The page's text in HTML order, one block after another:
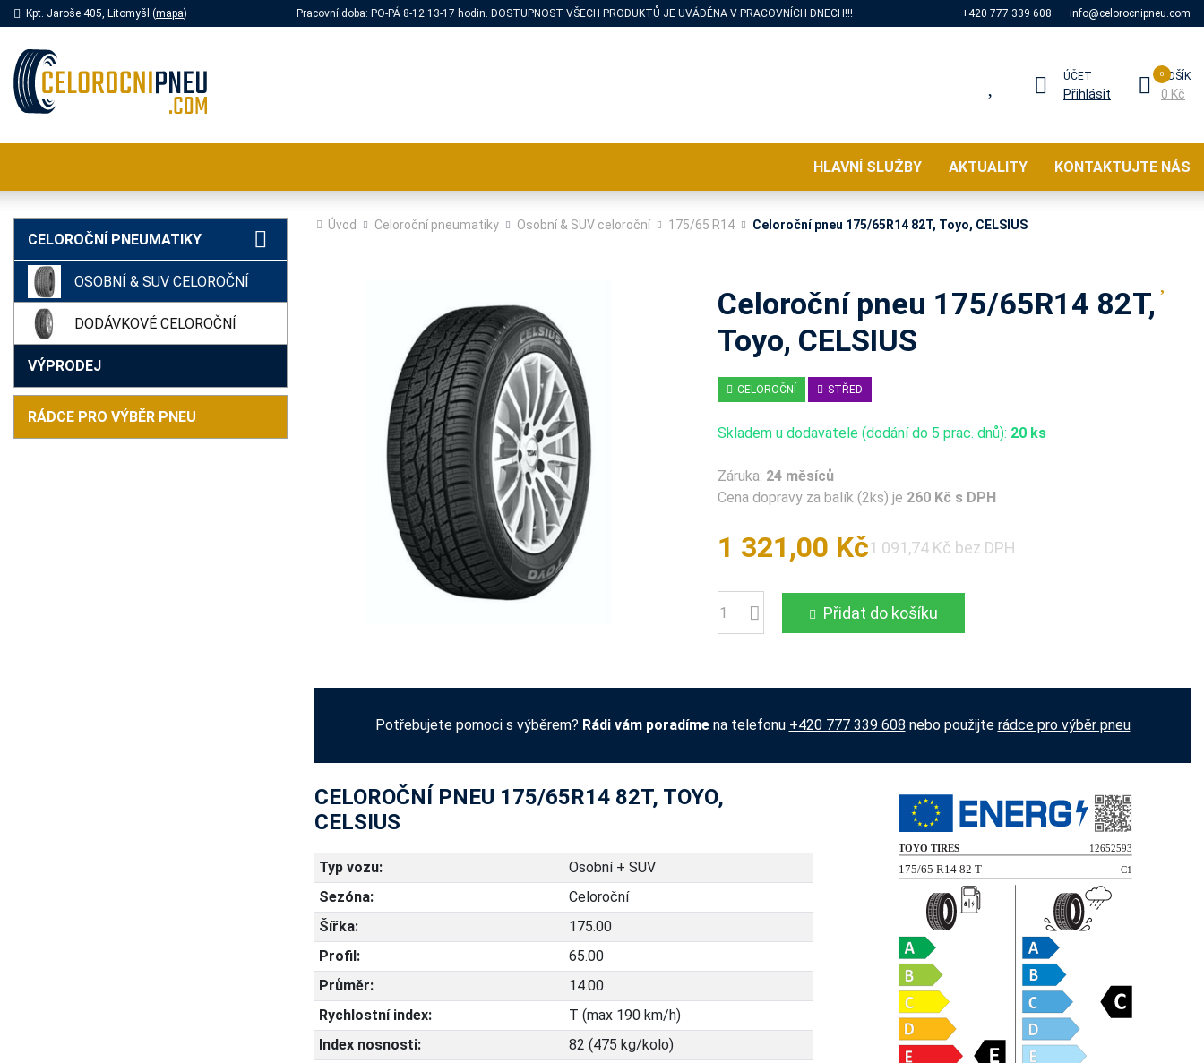
Kpt. Jaroše 405, Litomyšl (mapa) Pracovní doba: PO-PÁ 8-12 13-17 hodin. DOSTUPNOST VŠECH PRODUKTŮ JE UVÁDĚNA V PRACOVNÍCH DNECH!!! +420 777 339 608 info@celorocnipneu.com
ÚČET
Přihlásit
KOŠÍK
0 Kč
HLAVNÍ SLUŽBY AKTUALITY KONTAKTUJTE NÁS
CELOROČNÍ PNEUMATIKY
OSOBNÍ & SUV CELOROČNÍ
DODÁVKOVÉ CELOROČNÍ
VÝPRODEJ
RÁDCE PRO VÝBĚR PNEU
Úvod Celoroční pneumatiky Osobní & SUV celoroční 175/65 R14 Celoroční pneu 175/65R14 82T, Toyo, CELSIUS
Celoroční pneu 175/65R14 82T,
Toyo, CELSIUS
CELOROČNÍ STŘED
Skladem u dodavatele (dodání do 5 prac. dnů): 20 ks
Záruka: 24 měsíců
Cena dopravy za balík (2ks) je 260 Kč s DPH
1 321,00 Kč1 091,74 Kč bez DPH
Počet Přidat do košíku
Potřebujete pomoci s výběrem? Rádi vám poradímena telefonu +420 777 339 608nebo použijte rádce pro výběr pneu
CELOROČNÍ PNEU 175/65R14 82T, TOYO,
CELSIUS
Typ vozu:
Osobní + SUV
Sezóna:
Celoroční
Šířka:
175.00
Profil:
65.00
Průměr:
14.00
Rychlostní index:
T (max 190 km/h)
Index nosnosti:
82 (475 kg/kolo)